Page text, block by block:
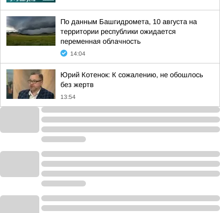
По данным Башгидромета, 10 августа на
территории республики ожидается
переменная облачность
14:04
Юрий Котенок: К сожалению, не обошлось
без жертв
13:54